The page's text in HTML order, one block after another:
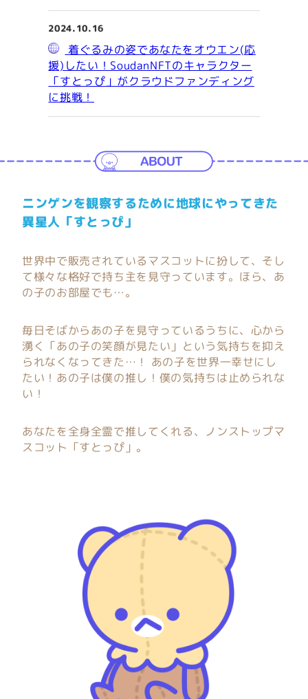
2024.10.16
着ぐるみの姿であなたをオウエン(応
援)したい！SoudanNFTのキャラクター
「すとっぴ」がクラウドファンディング
に挑戦！
ニンゲンを観察するために地球にやってきた
異星人「すとっぴ」
世界中で販売されているマスコットに扮して、そし
て様々な格好で持ち主を見守っています。ほら、あ
の子のお部屋でも…。
毎日そばからあの子を見守っているうちに、心から
湧く「あの子の笑顔が見たい」という気持ちを抑え
られなくなってきた…！ あの子を世界一幸せにし
たい！あの子は僕の推し！僕の気持ちは止められな
い！
あなたを全身全霊で推してくれる、ノンストップマ
スコット「すとっぴ」。